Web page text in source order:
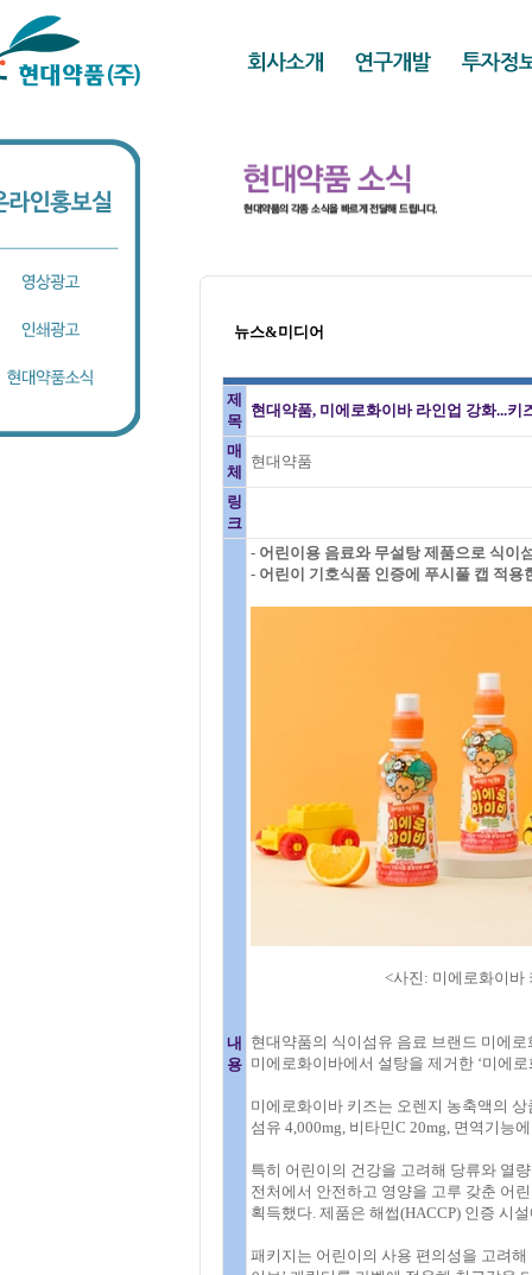
뉴스&미디어
제
목
현대약품, 미에로화이바 라인업 강화...키
매
체
현대약품
링
크
내
용
- 어린이용 음료와 무설탕 제품으로 식이
- 어린이 기호식품 인증에 푸시풀 캡 적
<사진: 미에로화이바
현대약품의 식이섬유 음료 브랜드 미에
미에로화이바에서 설탕을 제거한 ‘미에
미에로화이바 키즈는 오렌지 농축액의
섬유 4,000mg, 비타민C 20mg, 면역기능
특히 어린이의 건강을 고려해 당류와 열
전처에서 안전하고 영양을 고루 갖춘 어
획득했다. 제품은 해썹(HACCP) 인증 시
패키지는 어린이의 사용 편의성을 고려